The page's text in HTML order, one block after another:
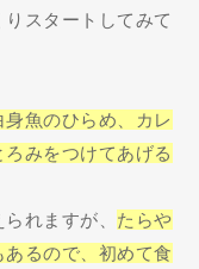
スタートしてみて
身魚のひらめ、カレ
ろみをつけてあげる
れますが、 たらや
るので、初めて食